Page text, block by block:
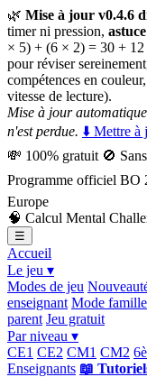
🌿 Mise à jour v0.4.6
timer ni pression,
× 5) + (6 × 2) = 30 + 12
pour réviser
compétences en couleur,
vitesse de lecture).
Mise à jour
n'est perdue. ⬇️ Mettre à
💸 100% gratuit 🚫
Programme officiel BO
Europe
🧠 Calcul Mental
☰
Accueil
Le jeu ▾
Modes de jeu
enseignant Mode famille
parent Jeu gratuit
Par niveau ▾
CE1 CE2 CM1 CM2
Enseignants 📖